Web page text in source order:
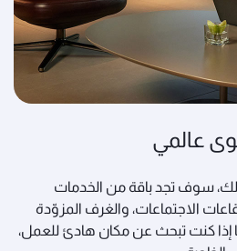
عالمي
سوف تجد باقة من الخدمات
الاجتماعات، والغرف المزوّدة
إذا كنت تبحث عن مكان هادئ للعمل،